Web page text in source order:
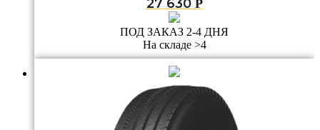
27 630 Р
ПОД ЗАКАЗ 2-4 ДНЯ
На складе >4